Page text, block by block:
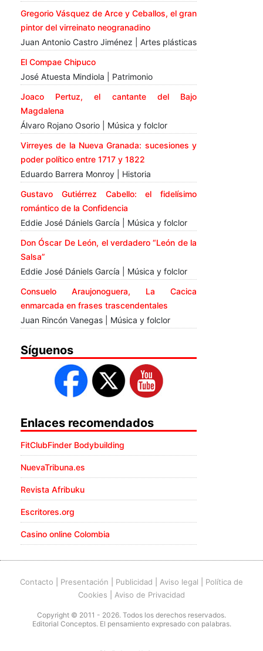
Gregorio Vásquez de Arce y Ceballos, el gran
pintor del virreinato neogranadino
Juan Antonio Castro Jiménez | Artes plásticas
El Compae Chipuco
José Atuesta Mindiola | Patrimonio
Joaco Pertuz, el cantante del Bajo
Magdalena
Álvaro Rojano Osorio | Música y folclor
Virreyes de la Nueva Granada: sucesiones y
poder político entre 1717 y 1822
Eduardo Barrera Monroy | Historia
Gustavo Gutiérrez Cabello: el fidelísimo
romántico de la Confidencia
Eddie José Dániels García | Música y folclor
Don Óscar De León, el verdadero “León de la
Salsa”
Eddie José Dániels García | Música y folclor
Consuelo Araujonoguera, La Cacica
enmarcada en frases trascendentales
Juan Rincón Vanegas | Música y folclor
Síguenos
Enlaces recomendados
FitClubFinder Bodybuilding
NuevaTribuna.es
Revista Afribuku
Escritores.org
Casino online Colombia
Contacto Presentación Publicidad Aviso legal
Política de
Cookies
Aviso de Privacidad
Copyright © 2011 - 2026. Todos los derechos reservados.
Editorial Conceptos. El pensamiento expresado con palabras.